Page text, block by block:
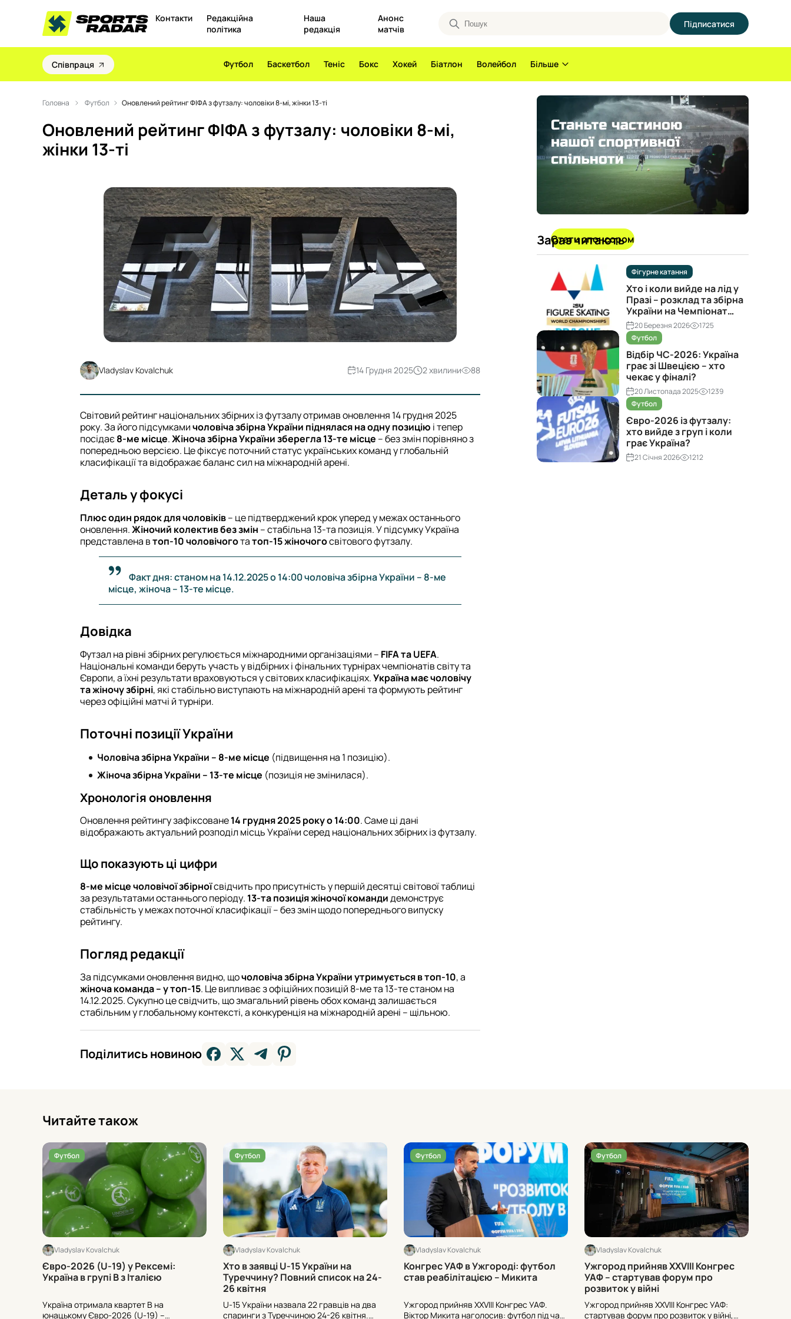
Контакти
Редакційна
політика
Наша
редакція
Анонс
матчів
Підписатися
Співпраця Футбол Баскетбол Теніс Бокс Хокей Біатлон Волейбол Більше
Стати спонсором
Головна Футбол Оновлений рейтинг ФІФА з футзалу: чоловіки 8-мі, жінки 13-ті
Оновлений рейтинг ФІФА з футзалу: чоловіки 8-мі,
жінки 13-ті
Vladyslav Kovalchuk 2 хвилини 88
14 Грудня 2025
Світовий рейтинг національних збірних із футзалу отримав оновлення 14 грудня 2025
року. За його підсумкамичоловіча збірна України піднялася на одну позицію і тепер
посідає8-ме місце.Жіноча збірна України зберегла 13-те місце – без змін порівняно з
попередньою версією. Це фіксує поточний статус українських команд у глобальній
класифікації та відображає баланс сил на міжнародній арені.
Деталь у фокусі
Плюс один рядок для чоловіків– це підтверджений крок уперед у межах останнього
оновлення.Жіночий колектив без змін – стабільна 13-та позиція. У підсумку Україна
представлена втоп-10 чоловічоготатоп-15 жіночогосвітового футзалу.
Факт дня: станом на 14.12.2025 о 14:00 чоловіча збірна України – 8-ме
місце, жіноча – 13-те місце.
Довідка
Футзал на рівні збірних регулюється міжнародними організаціями – FIFA та UEFA.
Національні команди беруть участь у відбірних і фінальних турнірах чемпіонатів світу та
Європи, а їхні результати враховуються у світових класифікаціях.Україна має чоловічу
та жіночу збірні, які стабільно виступають на міжнародній арені та формують рейтинг
через офіційні матчі й турніри.
Поточні позиції України
Чоловіча збірна України – 8-ме місце (підвищення на 1 позицію).
Жіноча збірна України – 13-те місце (позиція не змінилася).
Хронологія оновлення
Оновлення рейтингу зафіксоване14 грудня 2025 року о 14:00. Саме ці дані
відображають актуальний розподіл місць України серед національних збірних із футзалу.
Що показують ці цифри
8-ме місце чоловічої збірноїсвідчить про присутність у першій десятці світової таблиці
за результатами останнього періоду. 13-та позиція жіночої командидемонструє
стабільність у межах поточної класифікації – без змін щодо попереднього випуску
рейтингу.
Погляд редакції
За підсумками оновлення видно, щочоловіча збірна України утримується в топ-10, а
жіноча команда – у топ-15. Це випливає з офіційних позицій 8-ме та 13-те станом на
14.12.2025. Сукупно це свідчить, що змагальний рівень обох команд залишається
стабільним у глобальному контексті, а конкуренція на міжнародній арені – щільною.
Поділитись новиною
Зараз читають
Фігурне катання
Хто і коли вийде на лід у
Празі – розклад та збірна
України на Чемпіонат
світу з фігурного катання
2026
20 Березня 2026
1725
Футбол
Відбір ЧС-2026: Україна
грає зі Швецією – хто
чекає у фіналі?
20 Листопада 2025
1239
Футбол
Євро-2026 із футзалу:
хто вийде з груп і коли
грає Україна?
21 Січня 2026 1212
Читайте також
Футбол
Vladyslav Kovalchuk
Євро-2026 (U-19) у Рексемі:
Україна в групі В з Італією
Україна отримала квартет В на
юнацькому Євро-2026 (U-19) –
Футбол
Vladyslav Kovalchuk
Хто в заявці U-15 України на
Туреччину? Повний список на 24-
26 квітня
U-15 України назвала 22 гравців на два
спаринги з Туреччиною 24-26 квітня.
Футбол
Vladyslav Kovalchuk
Конгрес УАФ в Ужгороді: футбол
став реабілітацією – Микита
Ужгород прийняв ХХVІІІ Конгрес УАФ.
Віктор Микита наголосив: футбол під час
Футбол
Vladyslav Kovalchuk
Ужгород прийняв ХХVІІІ Конгрес
УАФ – стартував форум про
розвиток у війні
Ужгород прийняв ХХVІІІ Конгрес УАФ:
стартував форум про розвиток у війні,